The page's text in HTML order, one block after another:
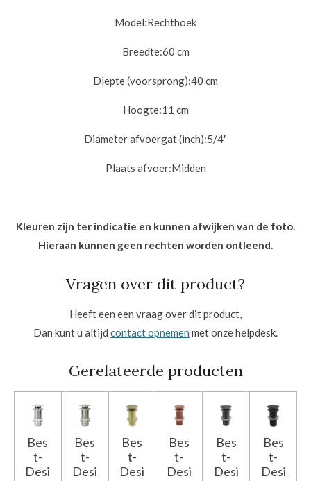
Model:Rechthoek
Breedte:60 cm
Diepte (voorsprong):40 cm
Hoogte:11 cm
Diameter afvoergat (inch):5/4"
Plaats afvoer:Midden
Kleuren zijn ter indicatie en kunnen afwijken van de foto.
Hieraan kunnen geen rechten worden ontleend.
Vragen over dit product?
Heeft een een vraag over dit product,
Dan kunt u altijd contact opnemen met onze helpdesk.
Gerelateerde producten
Bes
t-
Desi
Bes
t-
Desi
Bes
t-
Desi
Bes
t-
Desi
Bes
t-
Desi
Bes
t-
Desi